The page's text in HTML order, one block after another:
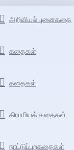
அறிவியல் புனைகதை
கதைகள்
கதைகள்
கிராமியக் கதைகள்
நாட்டுப்புறகதைகள்